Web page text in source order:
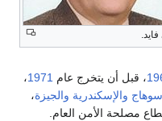
، قبل أن يتخرج عام 1971،
سوهاج والإسكندرية والجيزة،
مصلحة الأمن العام.